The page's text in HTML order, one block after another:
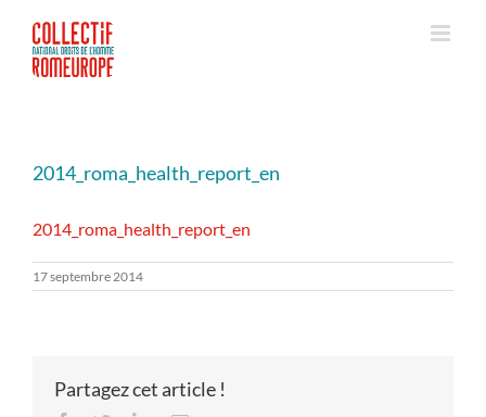
contenu
2014_roma_health_report_en
2014_roma_health_report_en
17 septembre 2014
Partagez cet article !